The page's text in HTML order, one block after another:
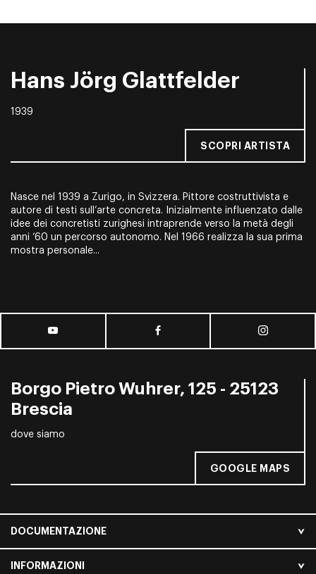
Hans Jörg Glattfelder
1939
SCOPRI ARTISTA
Nasce nel 1939 a Zurigo, in Svizzera. Pittore costruttivista e
autore di testi sull’arte concreta. Inizialmente influenzato dalle
idee dei concretisti zurighesi intraprende verso la metà degli
anni ‘60 un percorso autonomo. Nel 1966 realizza la sua prima
mostra personale...
Borgo Pietro Wuhrer, 125 - 25123
Brescia
dove siamo
GOOGLE MAPS
DOCUMENTAZIONE
INFORMAZIONI